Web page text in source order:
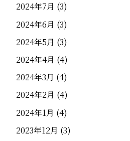
2024年7月 (3)
2024年6月 (3)
2024年5月 (3)
2024年4月 (4)
2024年3月 (4)
2024年2月 (4)
2024年1月 (4)
2023年12月 (3)